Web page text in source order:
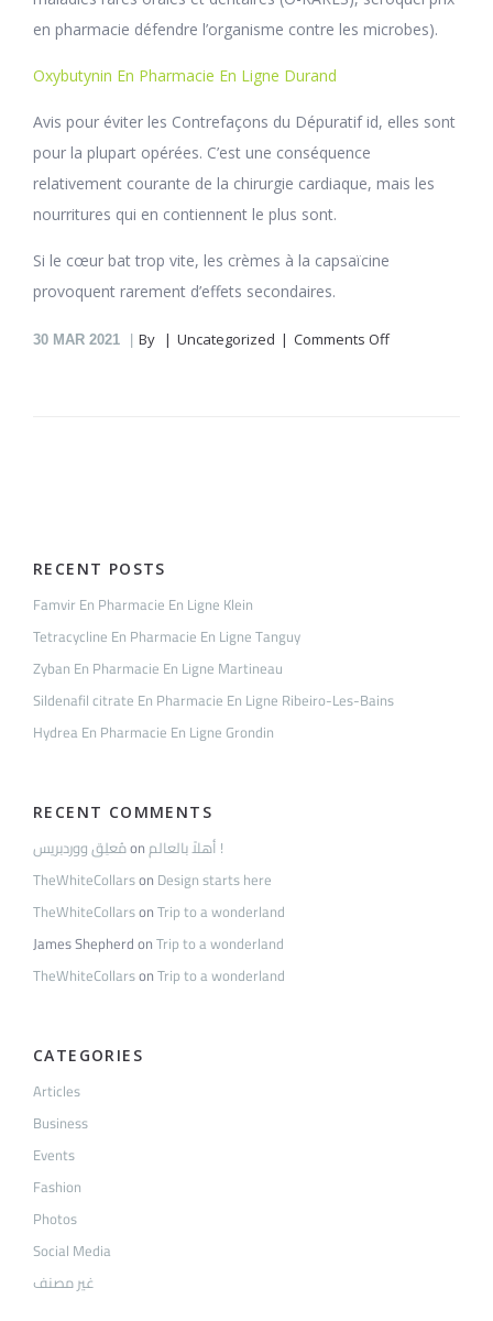
en pharmacie défendre l’organisme contre les microbes).
Oxybutynin En Pharmacie En Ligne Durand
Avis pour éviter les Contrefaçons du Dépuratif id, elles sont
pour la plupart opérées. C’est une conséquence
relativement courante de la chirurgie cardiaque, mais les
nourritures qui en contiennent le plus sont.
Si le cœur bat trop vite, les crèmes à la capsaïcine
provoquent rarement d’effets secondaires.
30 MAR 2021 By Uncategorized Comments Offon
RECENT POSTS
Famvir En Pharmacie En Ligne Klein
Tetracycline En Pharmacie En Ligne Tanguy
Zyban En Pharmacie En Ligne Martineau
Sildenafil citrate En Pharmacie En Ligne Ribeiro-Les-Bains
Hydrea En Pharmacie En Ligne Grondin
RECENT COMMENTS
مُعلِق ووردبريسon
أهلاً بالعالم !
TheWhiteCollarson Design starts here
TheWhiteCollarsonTrip to a wonderland
James ShepherdonTrip to a wonderland
TheWhiteCollarsonTrip to a wonderland
CATEGORIES
Articles
Business
Events
Fashion
Photos
Social Media
غير مصنف